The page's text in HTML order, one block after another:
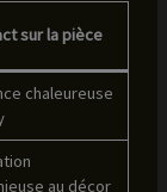
sur la pièce
chaleureuse
au décor